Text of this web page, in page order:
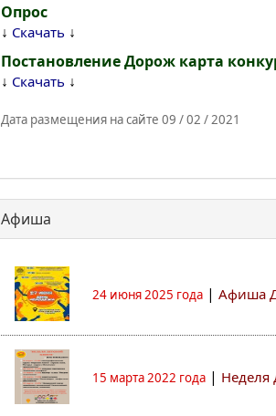
Опрос
↓ Скачать ↓
Постановление Дорож карта
↓ Скачать ↓
Дата размещения на сайте 09 / 02 / 2021
Афиша
24 июня 2025 года | Афиша
15 марта 2022 года | Неделя